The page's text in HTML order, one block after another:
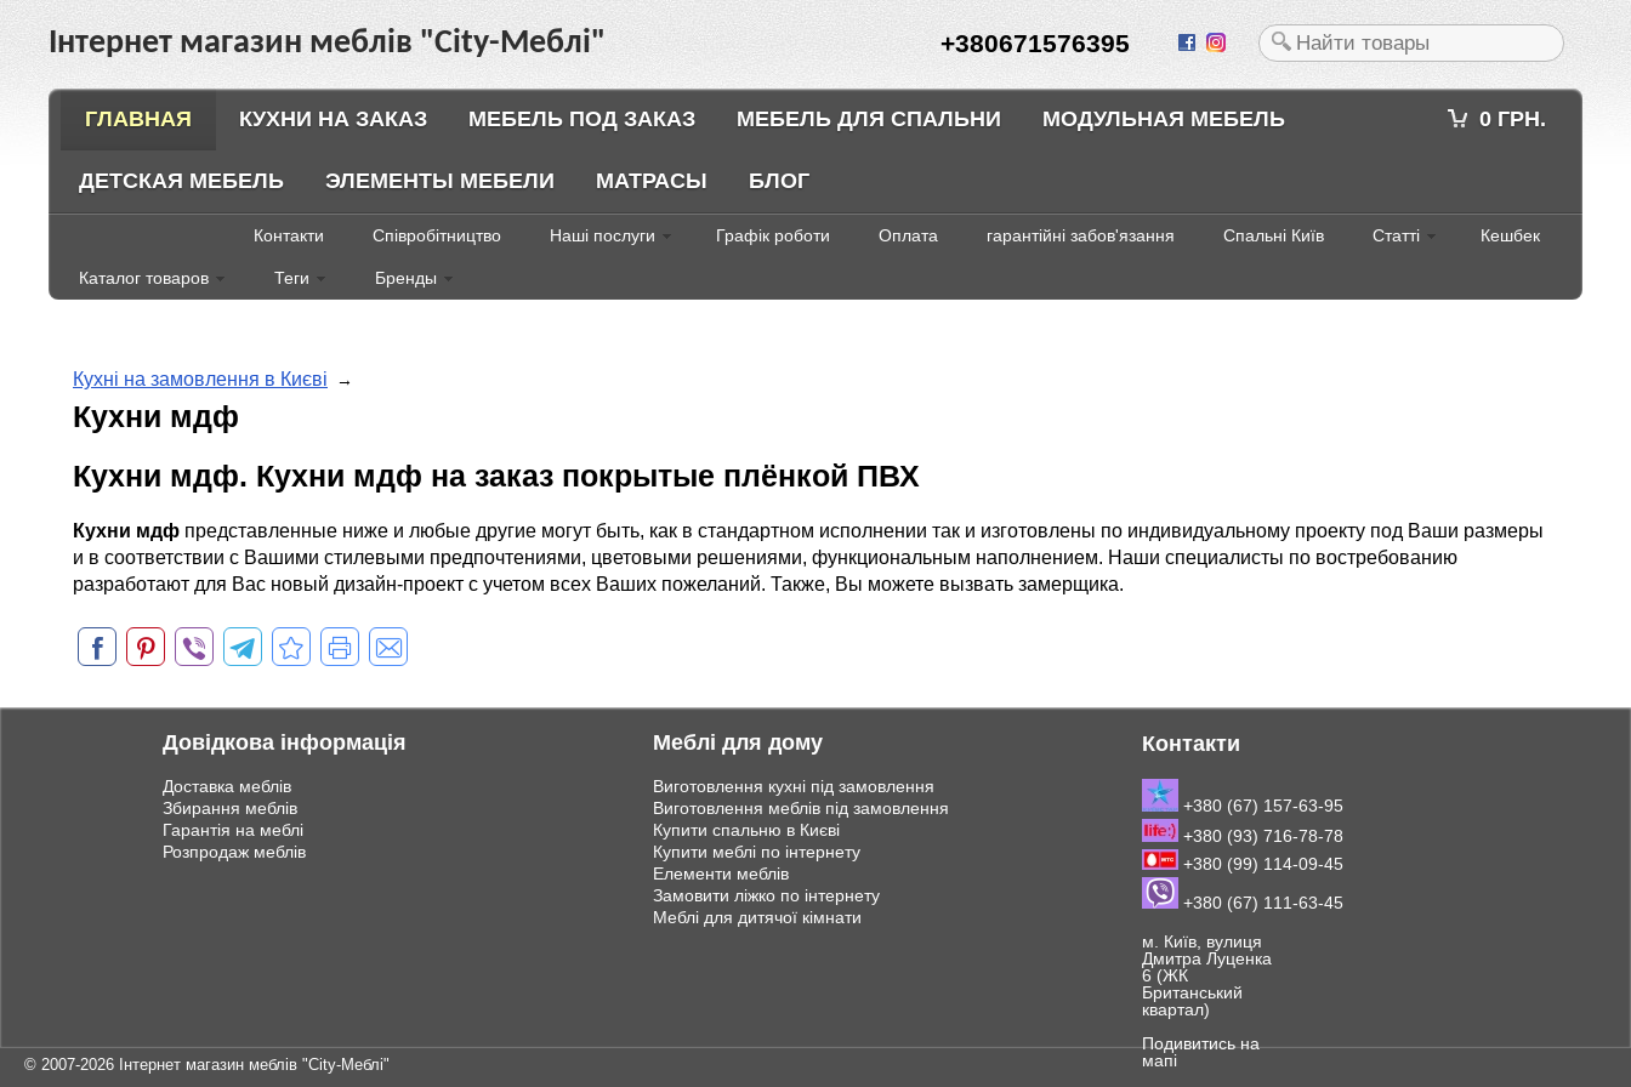
+380671576395
Інтернет магазин меблів "City-Меблі"
0 ГРН.
ГЛАВНАЯ КУХНИ НА ЗАКАЗ МЕБЕЛЬ ПОД ЗАКАЗ МЕБЕЛЬ ДЛЯ СПАЛЬНИ МОДУЛЬНАЯ МЕБЕЛЬ
ДЕТСКАЯ МЕБЕЛЬ ЭЛЕМЕНТЫ МЕБЕЛИ МАТРАСЫ БЛОГ
Контакти Співробітництво Наші послуги Графік роботи Оплата гарантійні забов'язання Спальні Київ Статті Кешбек
Каталог товаров Теги Бренды
Кухні на замовлення в Києві →
Кухни мдф
Кухни мдф. Кухни мдф на заказ покрытые плёнкой ПВХ
Кухни мдф представленные ниже и любые другие могут быть, как в стандартном исполнении так и изготовлены по индивидуальному проекту под Ваши размеры
и в соответствии с Вашими стилевыми предпочтениями, цветовыми решениями, функциональным наполнением. Наши специалисты по востребованию
разработают для Вас новый дизайн-проект с учетом всех Ваших пожеланий. Также, Вы можете вызвать замерщика.
Довідкова інформація
Доставка меблів
Збирання меблів
Гарантія на меблі
Розпродаж меблів
Меблі для дому
Виготовлення кухні під замовлення
Виготовлення меблів під замовлення
Купити спальню в Києві
Купити меблі по інтернету
Елементи меблів
Замовити ліжко по інтернету
Меблі для дитячої кімнати
Контакти
+380 (67) 157-63-95
+380 (93) 716-78-78
+380 (99) 114-09-45
+380 (67) 111-63-45
м. Київ, вулиця
Дмитра Луценка
6 (ЖК
Британський
квартал)
Подивитись на
мапі
© 2007-2026 Інтернет магазин меблів "City-Меблі"